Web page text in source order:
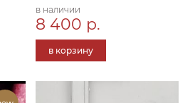
в наличии
8 400 р.
в корзину